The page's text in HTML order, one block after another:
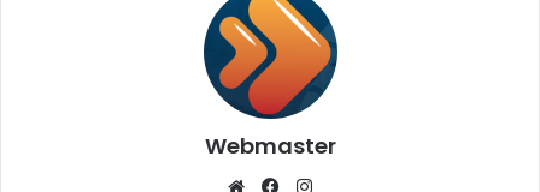
Webmaster
WebsiteFacebook